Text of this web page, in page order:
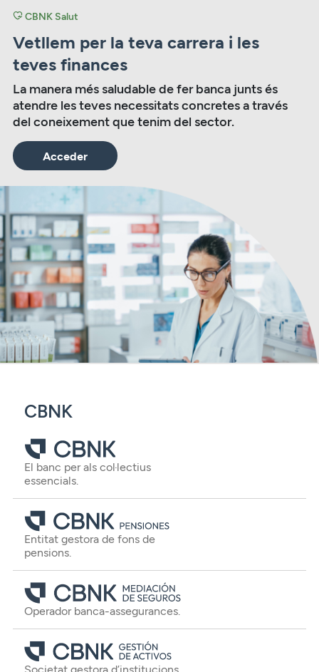
CBNK Salut
Vetllem per la teva carrera i les
teves finances
La manera més saludable de fer banca junts és
atendre les teves necessitats concretes a través
del coneixement que tenim del sector.
Acceder
CBNK
El banc per als col·lectius
essencials.
Entitat gestora de fons de
pensions.
Operador banca-assegurances.
Societat gestora d’institucions